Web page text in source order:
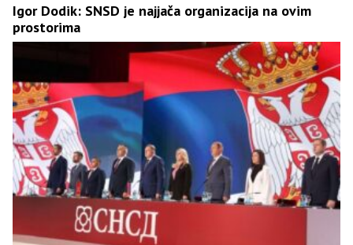
Igor Dodik: SNSD je najjača organizacija na ovim
prostorima